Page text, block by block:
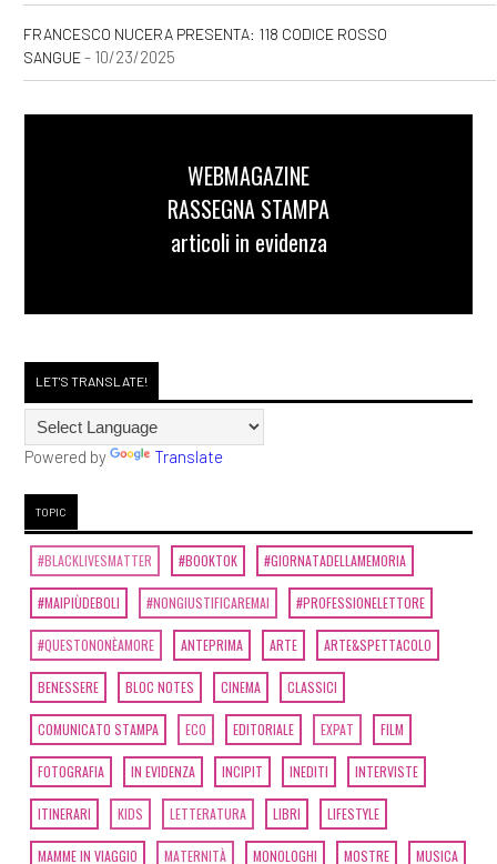
FRANCESCO NUCERA PRESENTA: 118 CODICE ROSSO
SANGUE- 10/23/2025
WEBMAGAZINE
RASSEGNA STAMPA
articoli in evidenza
LET'S TRANSLATE!
Powered by Translate
TOPIC
#BLACKLIVESMATTER #BOOKTOK #GIORNATADELLAMEMORIA
#MAIPIÙDEBOLI #NONGIUSTIFICAREMAI #PROFESSIONELETTORE
#QUESTONONÈAMORE ANTEPRIMA ARTE ARTE&SPETTACOLO
BENESSERE BLOC NOTES CINEMA CLASSICI
COMUNICATO STAMPA ECO EDITORIALE EXPAT FILM
FOTOGRAFIA IN EVIDENZA INCIPIT INEDITI INTERVISTE
ITINERARI KIDS LETTERATURA LIBRI LIFESTYLE
MAMME IN VIAGGIO MATERNITÀ MONOLOGHI MOSTRE MUSICA